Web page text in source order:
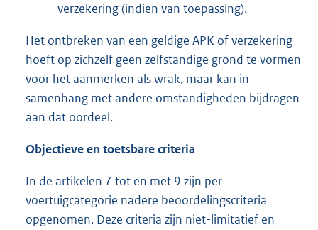
verzekering (indien van toepassing).
Het ontbreken van een geldige APK of verzekering
hoeft op zichzelf geen zelfstandige grond te vormen
voor het aanmerken als wrak, maar kan in
samenhang met andere omstandigheden bijdragen
aan dat oordeel.
Objectieve en toetsbare criteria
In de artikelen 7 tot en met 9 zijn per
voertuigcategorie nadere beoordelingscriteria
opgenomen. Deze criteria zijn niet-limitatief en